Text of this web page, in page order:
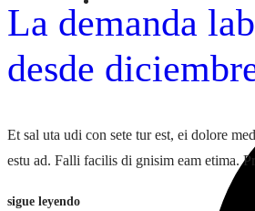
Ingresa tu Curriculum ->
La demanda
desde
Et sal uta udi con sete tur est, ei dolore
estu ad. Falli facilis di gnisim eam etima.
sigue leyendo